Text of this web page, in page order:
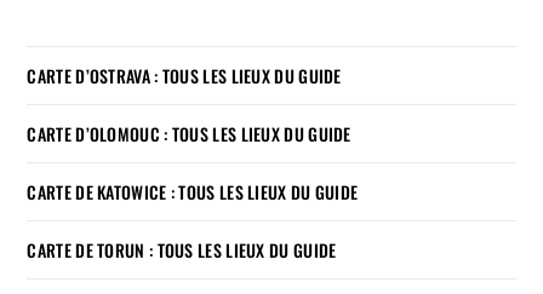
CARTE D’OSTRAVA : TOUS LES LIEUX DU GUIDE
CARTE D’OLOMOUC : TOUS LES LIEUX DU GUIDE
CARTE DE KATOWICE : TOUS LES LIEUX DU GUIDE
CARTE DE TORUN : TOUS LES LIEUX DU GUIDE